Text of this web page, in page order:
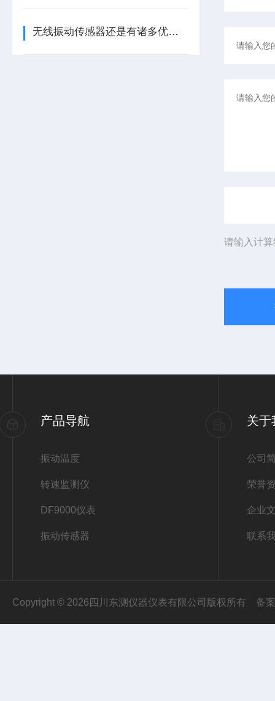
无线振动传感器还是有诸多优势的
请输入计
产品导航
振动温度
转速监测仪
DF9000仪表
振动传感器
关于
公司
荣誉
企业
联系
Copyright © 2026四川东测仪器仪表有限公司版权所有 备